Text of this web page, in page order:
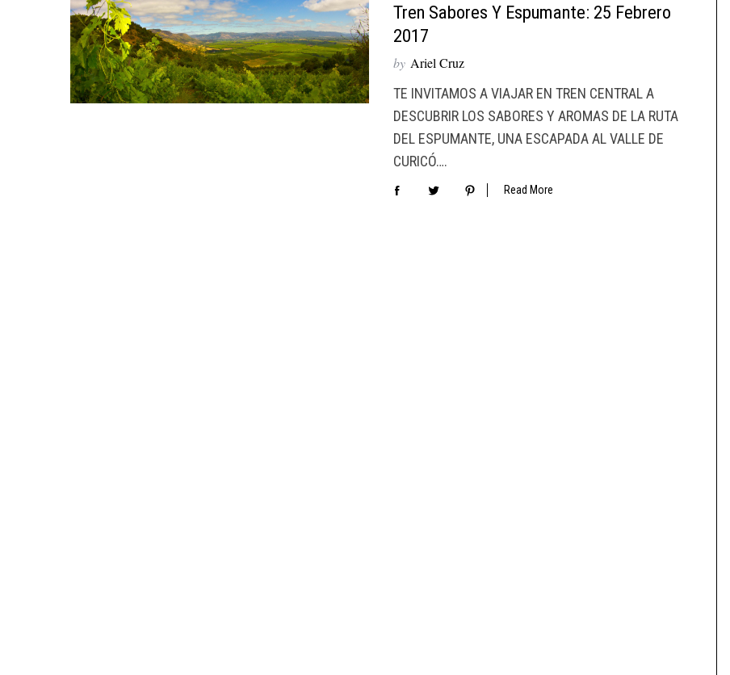
Tren Sabores Y Espumante: 25 Febrero
2017
by Ariel Cruz
TE INVITAMOS A VIAJAR EN TREN CENTRAL A
DESCUBRIR LOS SABORES Y AROMAS DE LA RUTA
DEL ESPUMANTE, UNA ESCAPADA AL VALLE DE
CURICÓ….
Read More